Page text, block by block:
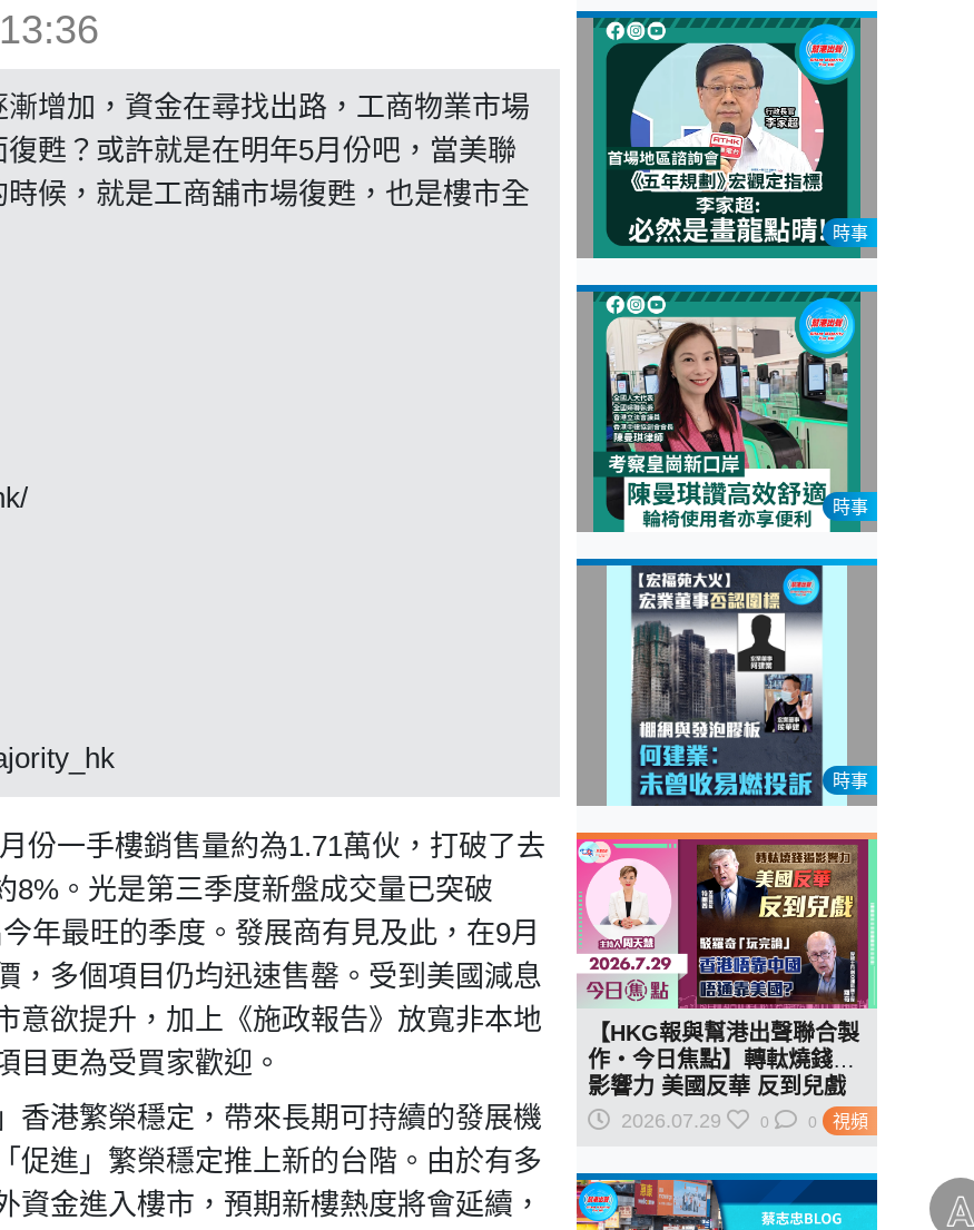
增加，資金在尋找出路，工商物業市場
甦？或許就是在明年5月份吧，當美聯
候，就是工商舖市場復甦，也是樓市全
份一手樓銷售量約為1.71萬伙，打破了去
8%。光是第三季度新盤成交量已突破
年最旺的季度。發展商有見及此，在9月
，多個項目仍均迅速售罄。受到美國減息
意欲提升，加上《施政報告》放寬非本地
目更為受買家歡迎。
香港繁榮穩定，帶來長期可持續的發展機
促進」繁榮穩定推上新的台階。由於有多
金進入樓市，預期新樓熱度將會延續，
時事
時事
時事
視頻
【HKG報與幫港出聲聯合製
作‧今日焦點】轉軚燒錢遏
影響力 美國反華 反到兒戲
駁羅奇「玩完論」 香港唔靠
2026.07.29 0 0